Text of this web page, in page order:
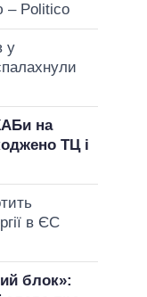
– Politico
у
на
ТЦ і
в ЄС
блок»: